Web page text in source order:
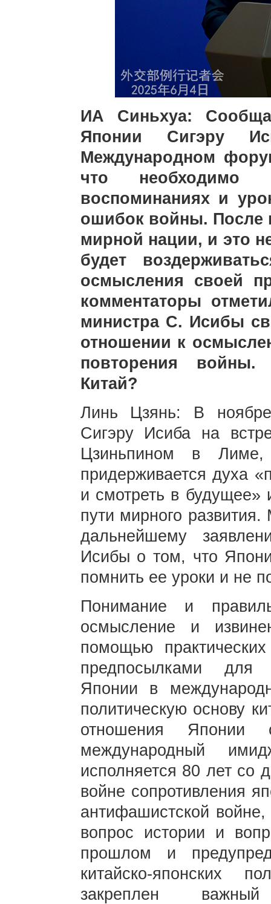
ИА Синьхуа:
Японии Сигэру
Международном
что необходимо
воспоминаниях и
ошибок войны. После
мирной нации, и это
будет
осмысления своей
комментаторы
министра С. Исибы
отношении к
повторения войны.
Китай?
Линь Цзянь: В
Сигэру Исиба на
Цзиньпином в
придерживается духа
и смотреть в будущее»
пути мирного
дальнейшему
Исибы о том, что
помнить ее уроки и не
Понимание и
осмысление и
помощью
предпосылками для
Японии в
политическую основу
отношения
международный
исполняется 80 лет со
войне сопротивления
антифашистской
вопрос истории и
прошлом и
китайско-японских
закреплен